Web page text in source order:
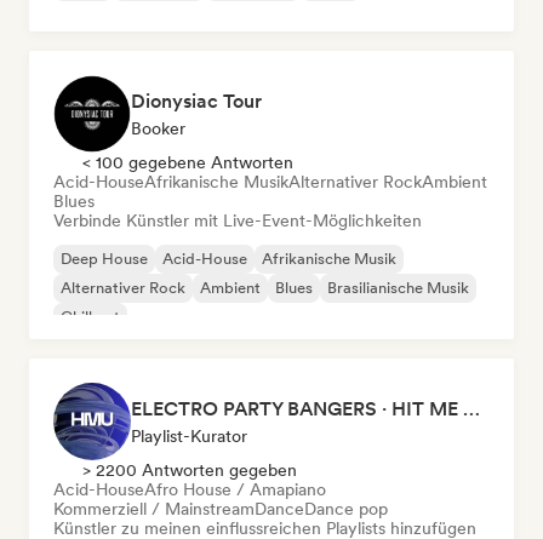
Dionysiac Tour
Booker
< 100 gegebene Antworten
Acid-HouseAfrikanische MusikAlternativer RockAmbient
Blues
Verbinde Künstler mit Live-Event-Möglichkeiten
Deep House Acid-House
Afrikanische Musik
Alternativer Rock
Ambient Blues
Brasilianische Musik
Chill out
ELECTRO PARTY BANGERS · HIT ME UP MAG
Playlist-Kurator
> 2200 Antworten gegeben
Acid-HouseAfro House / Amapiano
Kommerziell / MainstreamDanceDance pop
Künstler zu meinen einflussreichen Playlists hinzufügen